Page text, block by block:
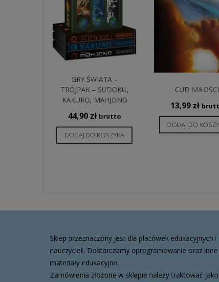
GRY ŚWIATA –
TRÓJPAK – SUDOKU,
KAKURO, MAHJONG
44,90 zł brutto
DODAJ DO KOSZYKA
CUD MIŁOŚCI
13,99 zł
DODAJ DO
Sklep przeznaczony jest dla placówek edukacyjnych i
nauczycieli. Dostarczamy oprogramowanie oraz inne
materiały edukacyjne.
Zamówienia złożone w sklepie należy traktować jako